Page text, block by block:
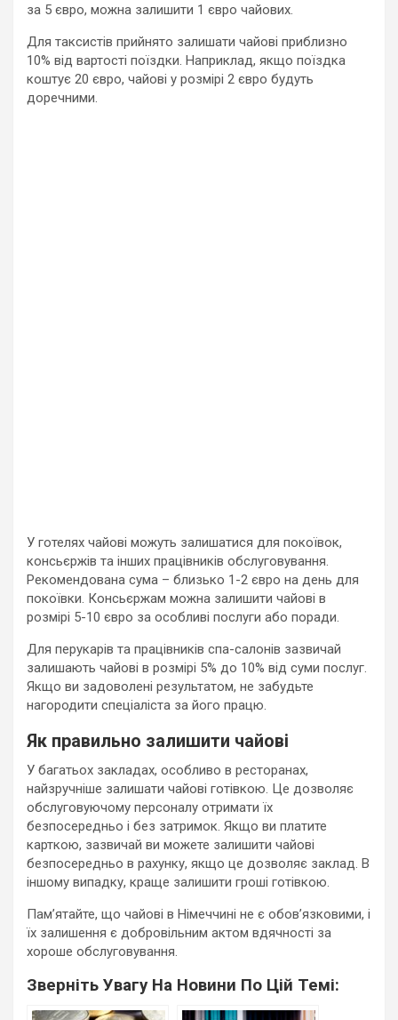
за 5 євро, можна залишити 1 євро чайових.
Для таксистів прийнято залишати чайові приблизно
10% від вартості поїздки. Наприклад, якщо поїздка
коштує 20 євро, чайові у розмірі 2 євро будуть
доречними.
У готелях чайові можуть залишатися для покоївок,
консьєржів та інших працівників обслуговування.
Рекомендована сума – близько 1-2 євро на день для
покоївки. Консьєржам можна залишити чайові в
розмірі 5-10 євро за особливі послуги або поради.
Для перукарів та працівників спа-салонів зазвичай
залишають чайові в розмірі 5% до 10% від суми послуг.
Якщо ви задоволені результатом, не забудьте
нагородити спеціаліста за його працю.
Як правильно залишити чайові
У багатьох закладах, особливо в ресторанах,
найзручніше залишати чайові готівкою. Це дозволяє
обслуговуючому персоналу отримати їх
безпосередньо і без затримок. Якщо ви платите
карткою, зазвичай ви можете залишити чайові
безпосередньо в рахунку, якщо це дозволяє заклад. В
іншому випадку, краще залишити гроші готівкою.
Пам’ятайте, що чайові в Німеччині не є обов’язковими, і
їх залишення є добровільним актом вдячності за
хороше обслуговування.
Зверніть Увагу На Новини По Цій Темі: